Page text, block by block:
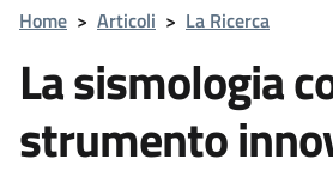
Home > Articoli > La Ricerca
La sismologia
strumento